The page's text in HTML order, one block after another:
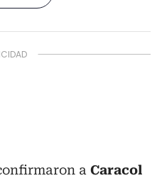
a Caracol